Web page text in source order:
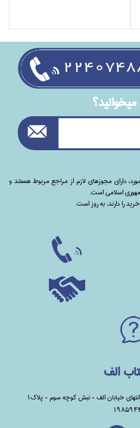
دارای مجوزهای لازم از مراجع مربوط هستند ‌و‌‌
اسلامی است.
را دارند،‌ به روز است.
الف
خیابان الف - نبش کوچه سوم - پلاک1